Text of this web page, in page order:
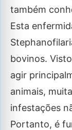
também
Esta
bovinos.
agir
animais,
infestações
Portanto, é